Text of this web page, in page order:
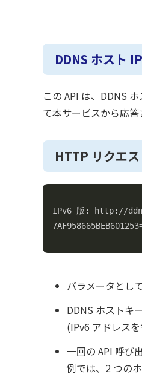
DDNS ホスト
この API は、DDNS
て本サービスから応
HTTP リクエ
IPv6 版: http://
パラメータとし
DDNS ホストキ
(IPv6 アドレス
一回の API 呼び
例では、2 つの